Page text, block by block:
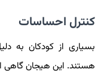
کنترل احساسات
بسیاری از کودکان به
هستند. این هیجان گاهی